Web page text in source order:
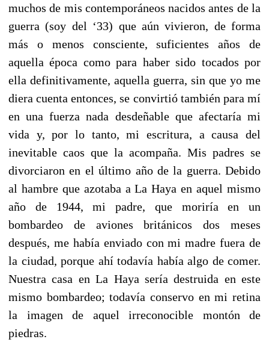
muchos de mis contemporáneos nacidos antes de la
guerra (soy del ‘33) que aún vivieron, de forma
más o menos consciente, suficientes años de
aquella época como para haber sido tocados por
ella definitivamente, aquella guerra, sin que yo me
diera cuenta entonces, se convirtió también para mí
en una fuerza nada desdeñable que afectaría mi
vida y, por lo tanto, mi escritura, a causa del
inevitable caos que la acompaña. Mis padres se
divorciaron en el último año de la guerra. Debido
al hambre que azotaba a La Haya en aquel mismo
año de 1944, mi padre, que moriría en un
bombardeo de aviones británicos dos meses
después, me había enviado con mi madre fuera de
la ciudad, porque ahí todavía había algo de comer.
Nuestra casa en La Haya sería destruida en este
mismo bombardeo; todavía conservo en mi retina
la imagen de aquel irreconocible montón de
piedras.